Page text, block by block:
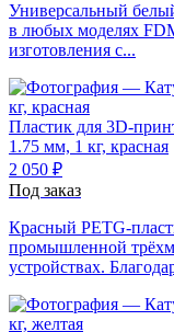
Универсальный
в любых моделях
изготовления с...
Пластик для 3D-
1.75 мм, 1 кг, красная
2 050 ₽
Под заказ
Красный PETG-
промышленной
устройствах.